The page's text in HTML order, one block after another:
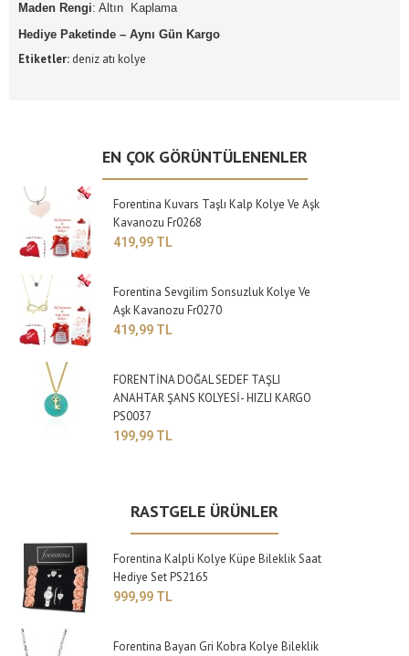
Maden Rengi: Altın Kaplama
Hediye Paketinde – Aynı Gün Kargo
Etiketler: deniz atı kolye
EN ÇOK GÖRÜNTÜLENENLER
Forentina Kuvars Taşlı Kalp Kolye Ve Aşk
Kavanozu Fr0268
419,99 TL
Forentina Sevgilim Sonsuzluk Kolye Ve
Aşk Kavanozu Fr0270
419,99 TL
FORENTİNA DOĞAL SEDEF TAŞLI
ANAHTAR ŞANS KOLYESİ- HIZLI KARGO
PS0037
199,99 TL
RASTGELE ÜRÜNLER
Forentina Kalpli Kolye Küpe Bileklik Saat
Hediye Set PS2165
999,99 TL
Forentina Bayan Gri Kobra Kolye Bileklik